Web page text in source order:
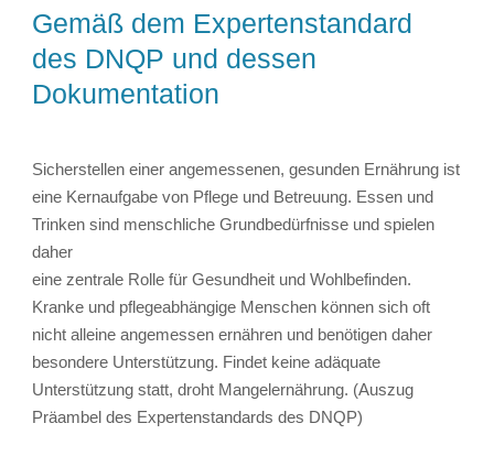
Gemäß dem Expertenstandard
des DNQP und dessen
Dokumentation
Sicherstellen einer angemessenen, gesunden Ernährung ist
eine Kernaufgabe von Pflege und Betreuung. Essen und
Trinken sind menschliche Grundbedürfnisse und spielen
daher
eine zentrale Rolle für Gesundheit und Wohlbefinden.
Kranke und pflegeabhängige Menschen können sich oft
nicht alleine angemessen ernähren und benötigen daher
besondere Unterstützung. Findet keine adäquate
Unterstützung statt, droht Mangelernährung. (Auszug
Präambel des Expertenstandards des DNQP)